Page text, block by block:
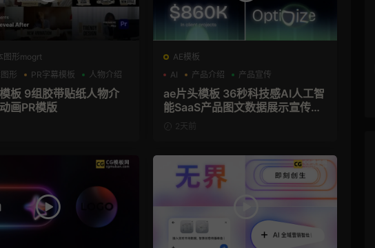
图形mogrt
形
PR字幕模板 人物介绍
板 9组胶带贴纸人物介
画PR模版
AE模板
AI
产品介绍 产品宣传
ae片头模板 36秒科技感AI人工智
能SaaS产品图文数据展示宣传视
频AE模板
2天前